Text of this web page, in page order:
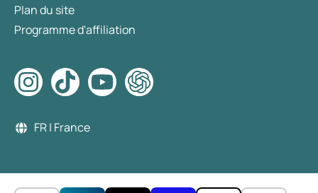
Plan du site
Programme d'affiliation
FR | France